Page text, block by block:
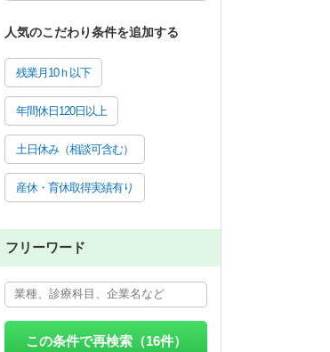
人気のこだわり条件を追加する
残業月10ｈ以下
年間休日120日以上
土日休み（相談可含む）
産休・育休取得実績有り
フリーワード
この条件で再検索（16件）